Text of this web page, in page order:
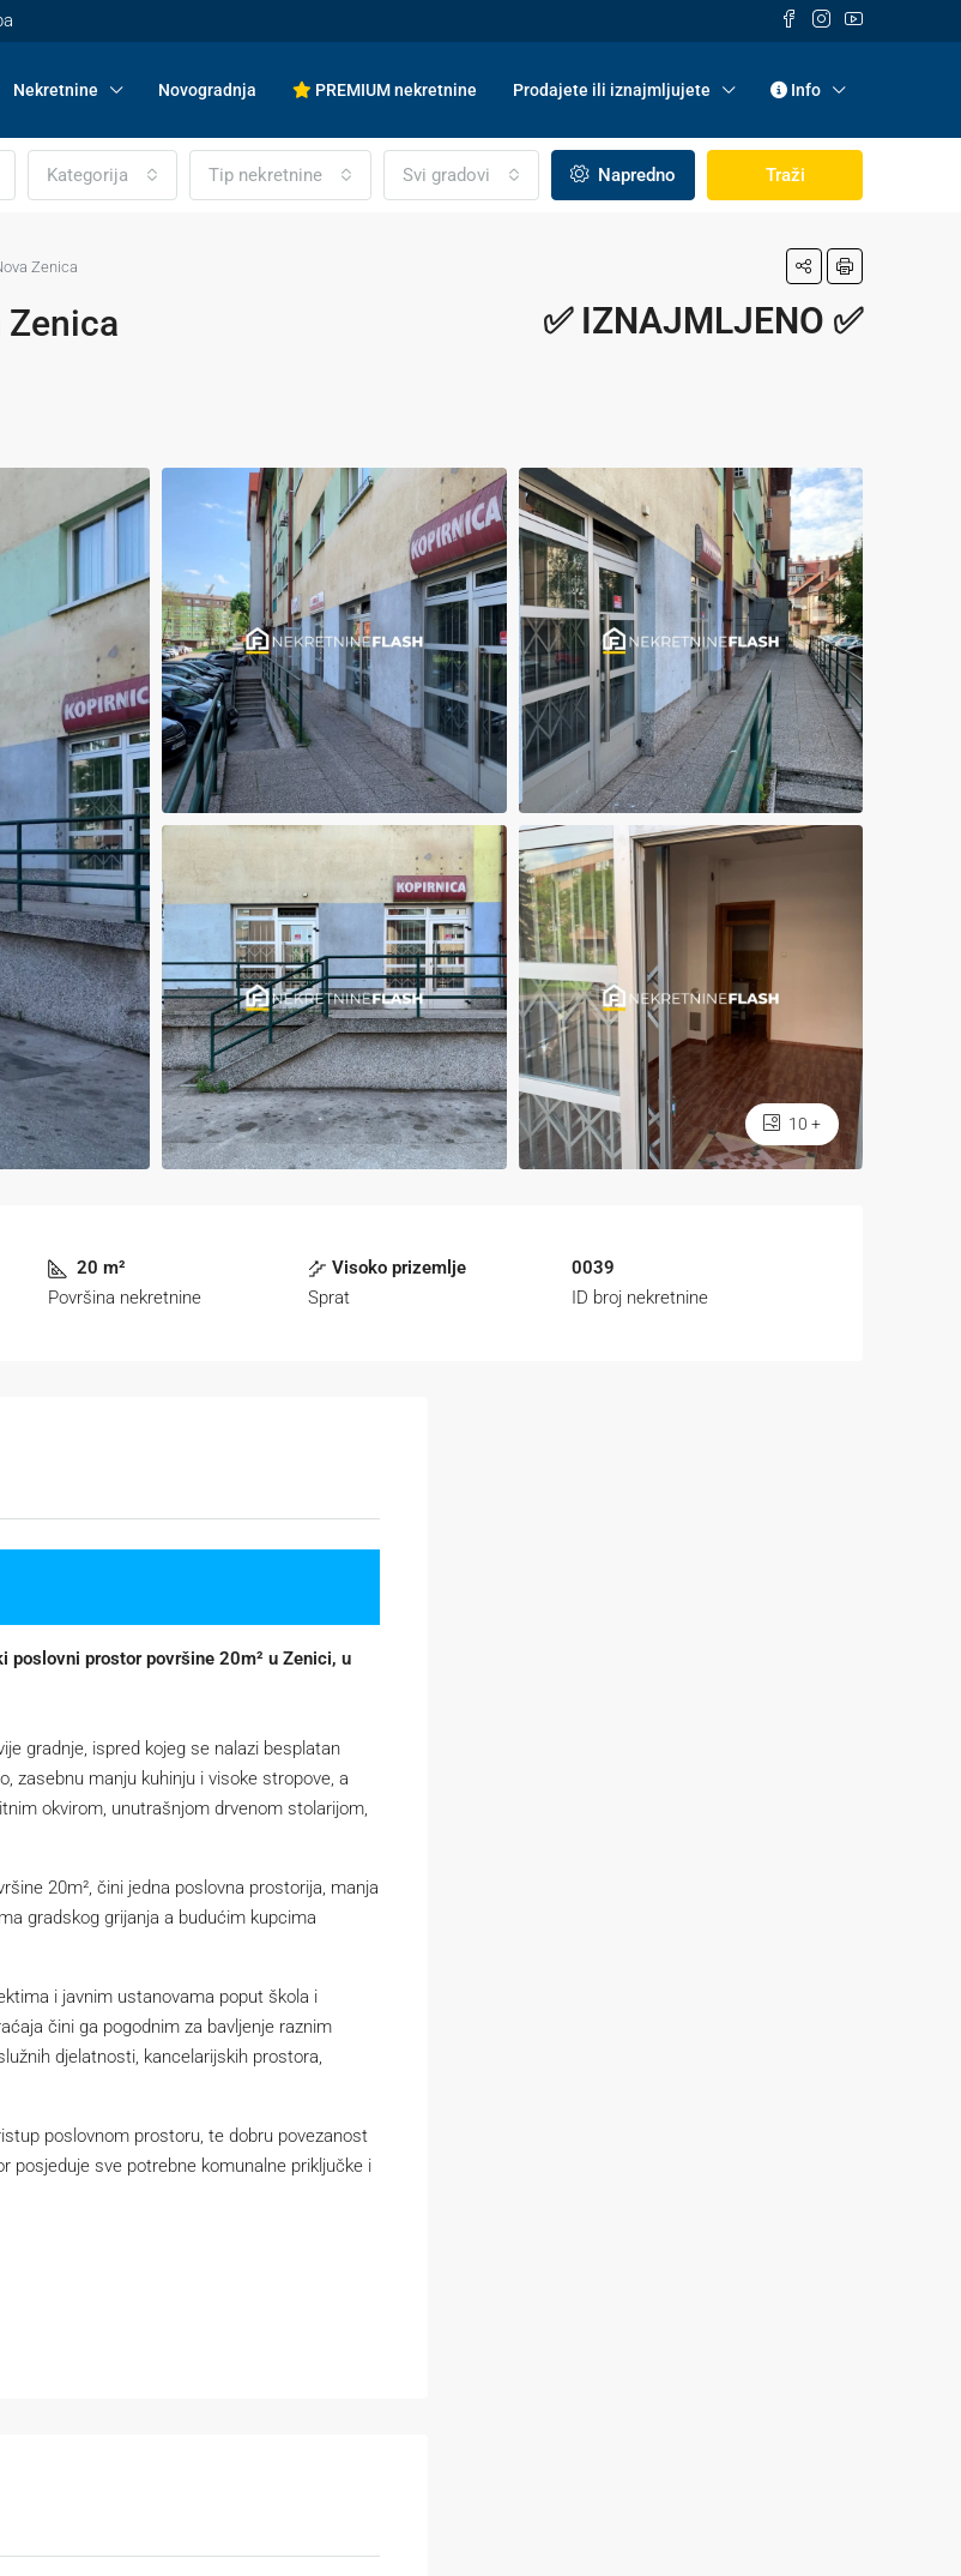
Nekretnine Novogradnja PREMIUM nekretnine Prodajete ili iznajmljujete Info
Kategorija Tip nekretnine Svi gradovi Napredno Traži
Zenica
Zenica ✅ IZNAJMLJENO ✅
10 +
20 m²
Površina nekretnine
Visoko prizemlje
Sprat
0039
ID broj nekretnine
poslovni prostor površine 20m² u Zenici, u
gradnje, ispred kojeg se nalazi besplatan
zasebnu manju kuhinju i visoke stropove, a
okvirom, unutrašnjom drvenom stolarijom,
20m², čini jedna poslovna prostorija, manja
gradskog grijanja a budućim kupcima
i javnim ustanovama poput škola i
čini ga pogodnim za bavljenje raznim
djelatnosti, kancelarijskih prostora,
poslovnom prostoru, te dobru povezanost
posjeduje sve potrebne komunalne priključke i